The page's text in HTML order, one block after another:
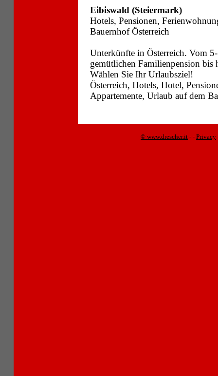
Eibiswald (Steiermark)
Hotels, Pensionen,
Bauernhof Österreich
Unterkünfte in Österreich. Vom
gemütlichen Familienpension
Wählen Sie Ihr Urlaubsziel!
Österreich, Hotels, Hotel,
Appartemente, Urlaub auf dem
© www.drescher.it - - Privacy